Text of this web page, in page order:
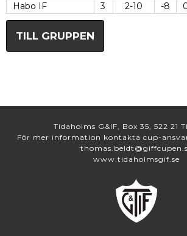
Habo IF
3 2-10 -8
TILL GRUPPEN
Tidaholms G&IF, Box 35, 522 21
För mer information kontakta cup-
www.tidaholmsgif.se